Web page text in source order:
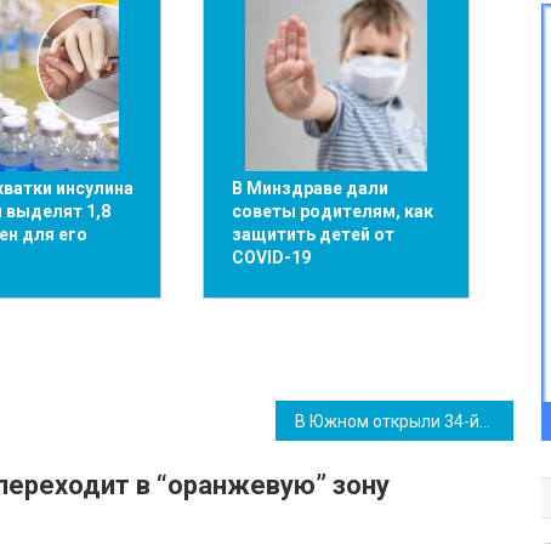
инсулина
1,8
для его
В Минздраве дали
советы родителям, как
защитить детей от
COVID-19
в “оранжевую” зону